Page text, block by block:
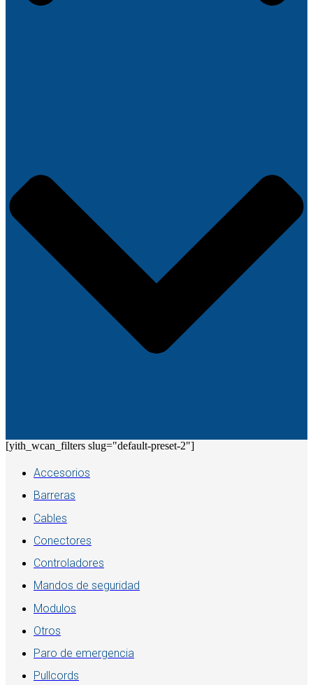
[yith_wcan_filters slug="default-preset-2"]
Accesorios
Barreras
Cables
Conectores
Controladores
Mandos de seguridad
Modulos
Otros
Paro de emergencia
Pullcords